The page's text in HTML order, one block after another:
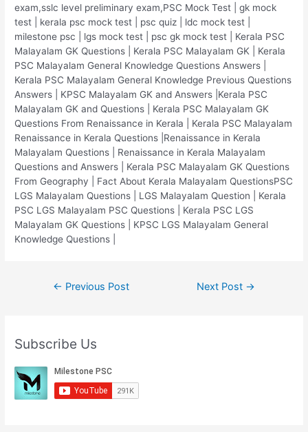
exam,sslc level preliminary exam,PSC Mock Test | gk mock
test | kerala psc mock test | psc quiz | ldc mock test |
milestone psc | lgs mock test | psc gk mock test | Kerala PSC
Malayalam GK Questions | Kerala PSC Malayalam GK | Kerala
PSC Malayalam General Knowledge Questions Answers |
Kerala PSC Malayalam General Knowledge Previous Questions
Answers | KPSC Malayalam GK and Answers |Kerala PSC
Malayalam GK and Questions | Kerala PSC Malayalam GK
Questions From Renaissance in Kerala | Kerala PSC Malayalam
Renaissance in Kerala Questions |Renaissance in Kerala
Malayalam Questions | Renaissance in Kerala Malayalam
Questions and Answers | Kerala PSC Malayalam GK Questions
From Geography | Fact About Kerala Malayalam QuestionsPSC
LGS Malayalam Questions | LGS Malayalam Question | Kerala
PSC LGS Malayalam PSC Questions | Kerala PSC LGS
Malayalam GK Questions | KPSC LGS Malayalam General
Knowledge Questions |
← Previous Post Next Post →
Subscribe Us